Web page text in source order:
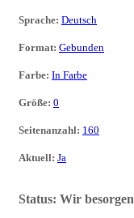
Sprache: Deutsch
Format: Gebunden
Farbe: In Farbe
Größe: 0
Seitenanzahl: 160
Aktuell: Ja
Status: Wir besorgen